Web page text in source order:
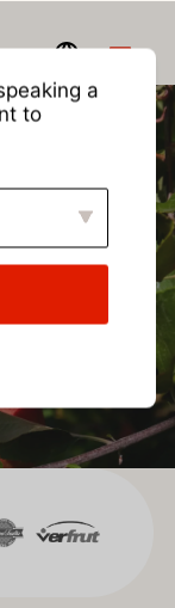
a
to